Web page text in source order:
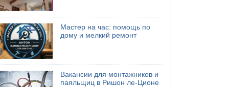
Мастер на час: помощь по
дому и мелкий ремонт
Вакансии для монтажников и
паяльщиц в Ришон ле-Ционе